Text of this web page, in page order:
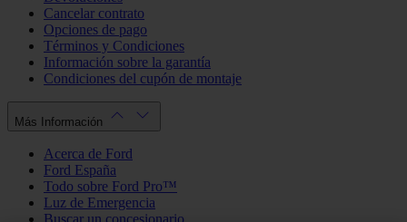
Cancelar contrato
Opciones de pago
Términos y Condiciones
Información sobre la garantía
Condiciones del cupón de montaje
Más Información
Acerca de Ford
Ford España
Todo sobre Ford Pro™
Luz de Emergencia